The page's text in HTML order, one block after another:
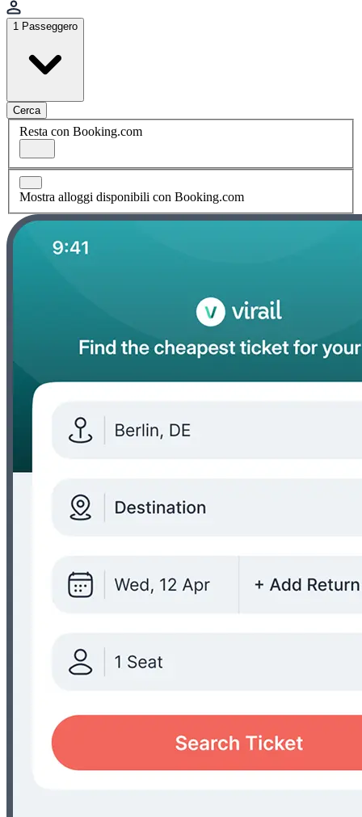
1 Passeggero
Cerca
Resta con Booking.com
Mostra alloggi disponibili con Booking.com